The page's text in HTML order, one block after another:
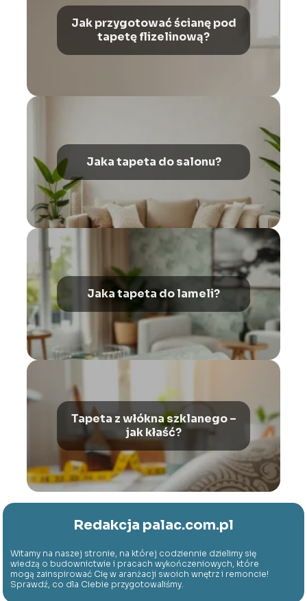
Jak przygotować ścianę pod
tapetę flizelinową?
Jaka tapeta do salonu?
Jaka tapeta do lameli?
Tapeta z włókna szklanego –
jak kłaść?
Redakcja palac.com.pl
Witamy na naszej stronie, na której codziennie dzielimy się
wiedzą o budownictwie i pracach wykończeniowych, które
mogą zainspirować Cię w aranżacji swoich wnętrz i remoncie!
Sprawdź, co dla Ciebie przygotowaliśmy.